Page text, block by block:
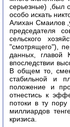
серьезные) ,был
особо искать
Алихан Смаилов
председателя
сельского
"смотрящего"),
данных, главой
впоследствии
В общем то,
стабильной и
положение и
отнестись к
потоки в ту
миллиардов
кризиса.